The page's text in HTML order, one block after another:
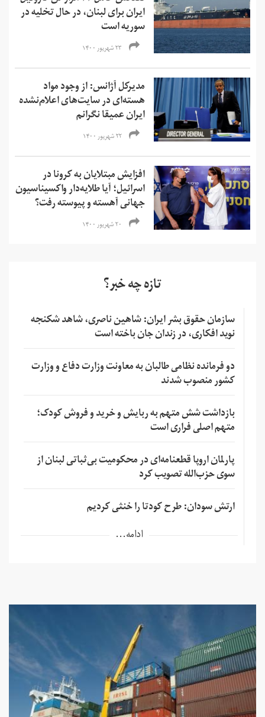
ایران برای لبنان، در حال تخلیه در
سوریه است
۲۳ شهریور ۱۴۰۰
مدیرکل آژانس: از وجود مواد
هسته‌ای در سایت‌های اعلام‌نشده
ایران عمیقا نگرانم
۲۲ شهریور ۱۴۰۰
افزایش مبتلایان به کرونا در
اسرائیل؛ آیا طلایه‌دار واکسیناسیون
جهانی آهسته و پیوسته رفت؟
۲۰ شهریور ۱۴۰۰
تازه چه خبر؟
سازمان حقوق بشر ایران: شاهین ناصری، شاهد شکنجه
نوید افکاری، در زندان جان باخته است
دو فرمانده نظامی طالبان به معاونت وزارت دفاع و وزارت
کشور منصوب شدند
بازداشت شش متهم به ربایش و خرید و فروش کودک؛
متهم اصلی فراری است
پارلمان اروپا قطعنامه‌ای در محکومیت بی‌ثباتی لبنان از
سوی حزب‌الله تصویب کرد
ارتش سودان: طرح کودتا را خنثی کردیم
ادامه...